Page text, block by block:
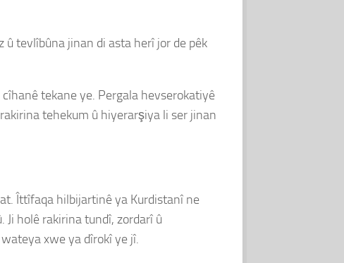
û tevlîbûna jinan di asta herî jor de pêk
tekane ye. Pergala hevserokatiyê
tehekum û hiyerarşiya li ser jinan
Îttîfaqa hilbijartinê ya Kurdistanî ne
holê rakirina tundî, zordarî û
xwe ya dîrokî ye jî.